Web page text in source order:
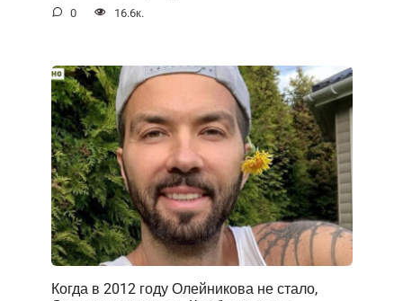
0 16.6к.
Когда в 2012 году Олейникова не стало,